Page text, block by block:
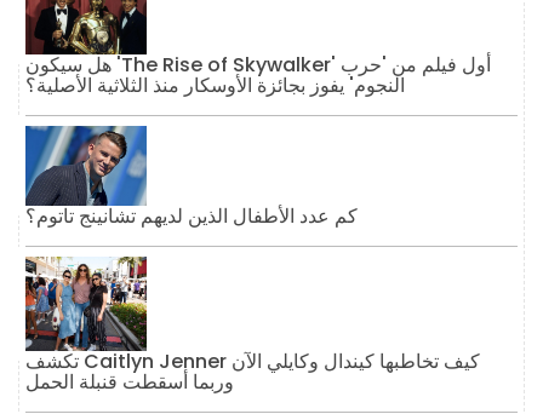
هل سيكون 'The Rise of Skywalker' أول فيلم من 'حرب
النجوم' يفوز بجائزة الأوسكار منذ الثلاثية الأصلية؟
كم عدد الأطفال الذين لديهم تشانينج تاتوم؟
تكشف Caitlyn Jenner كيف تخاطبها كيندال وكايلي الآن
وربما أسقطت قنبلة الحمل